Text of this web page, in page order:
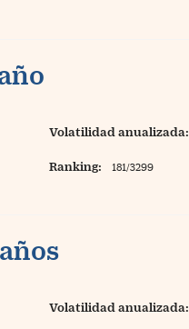
Volatilidad anualizada:
Ranking: 181/3299
Volatilidad anualizada: